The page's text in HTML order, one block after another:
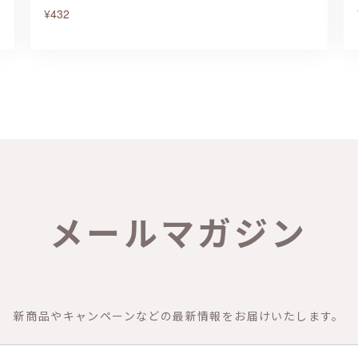
¥432
メールマガジン
新商品やキャンペーンなどの最新情報をお届けいたします。